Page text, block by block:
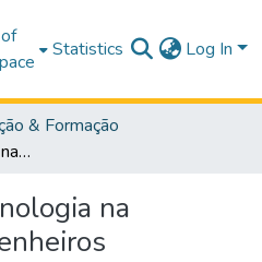
Statistics Log In
& Formação
A filosofia da tecnologia na formação de engenheiros
na